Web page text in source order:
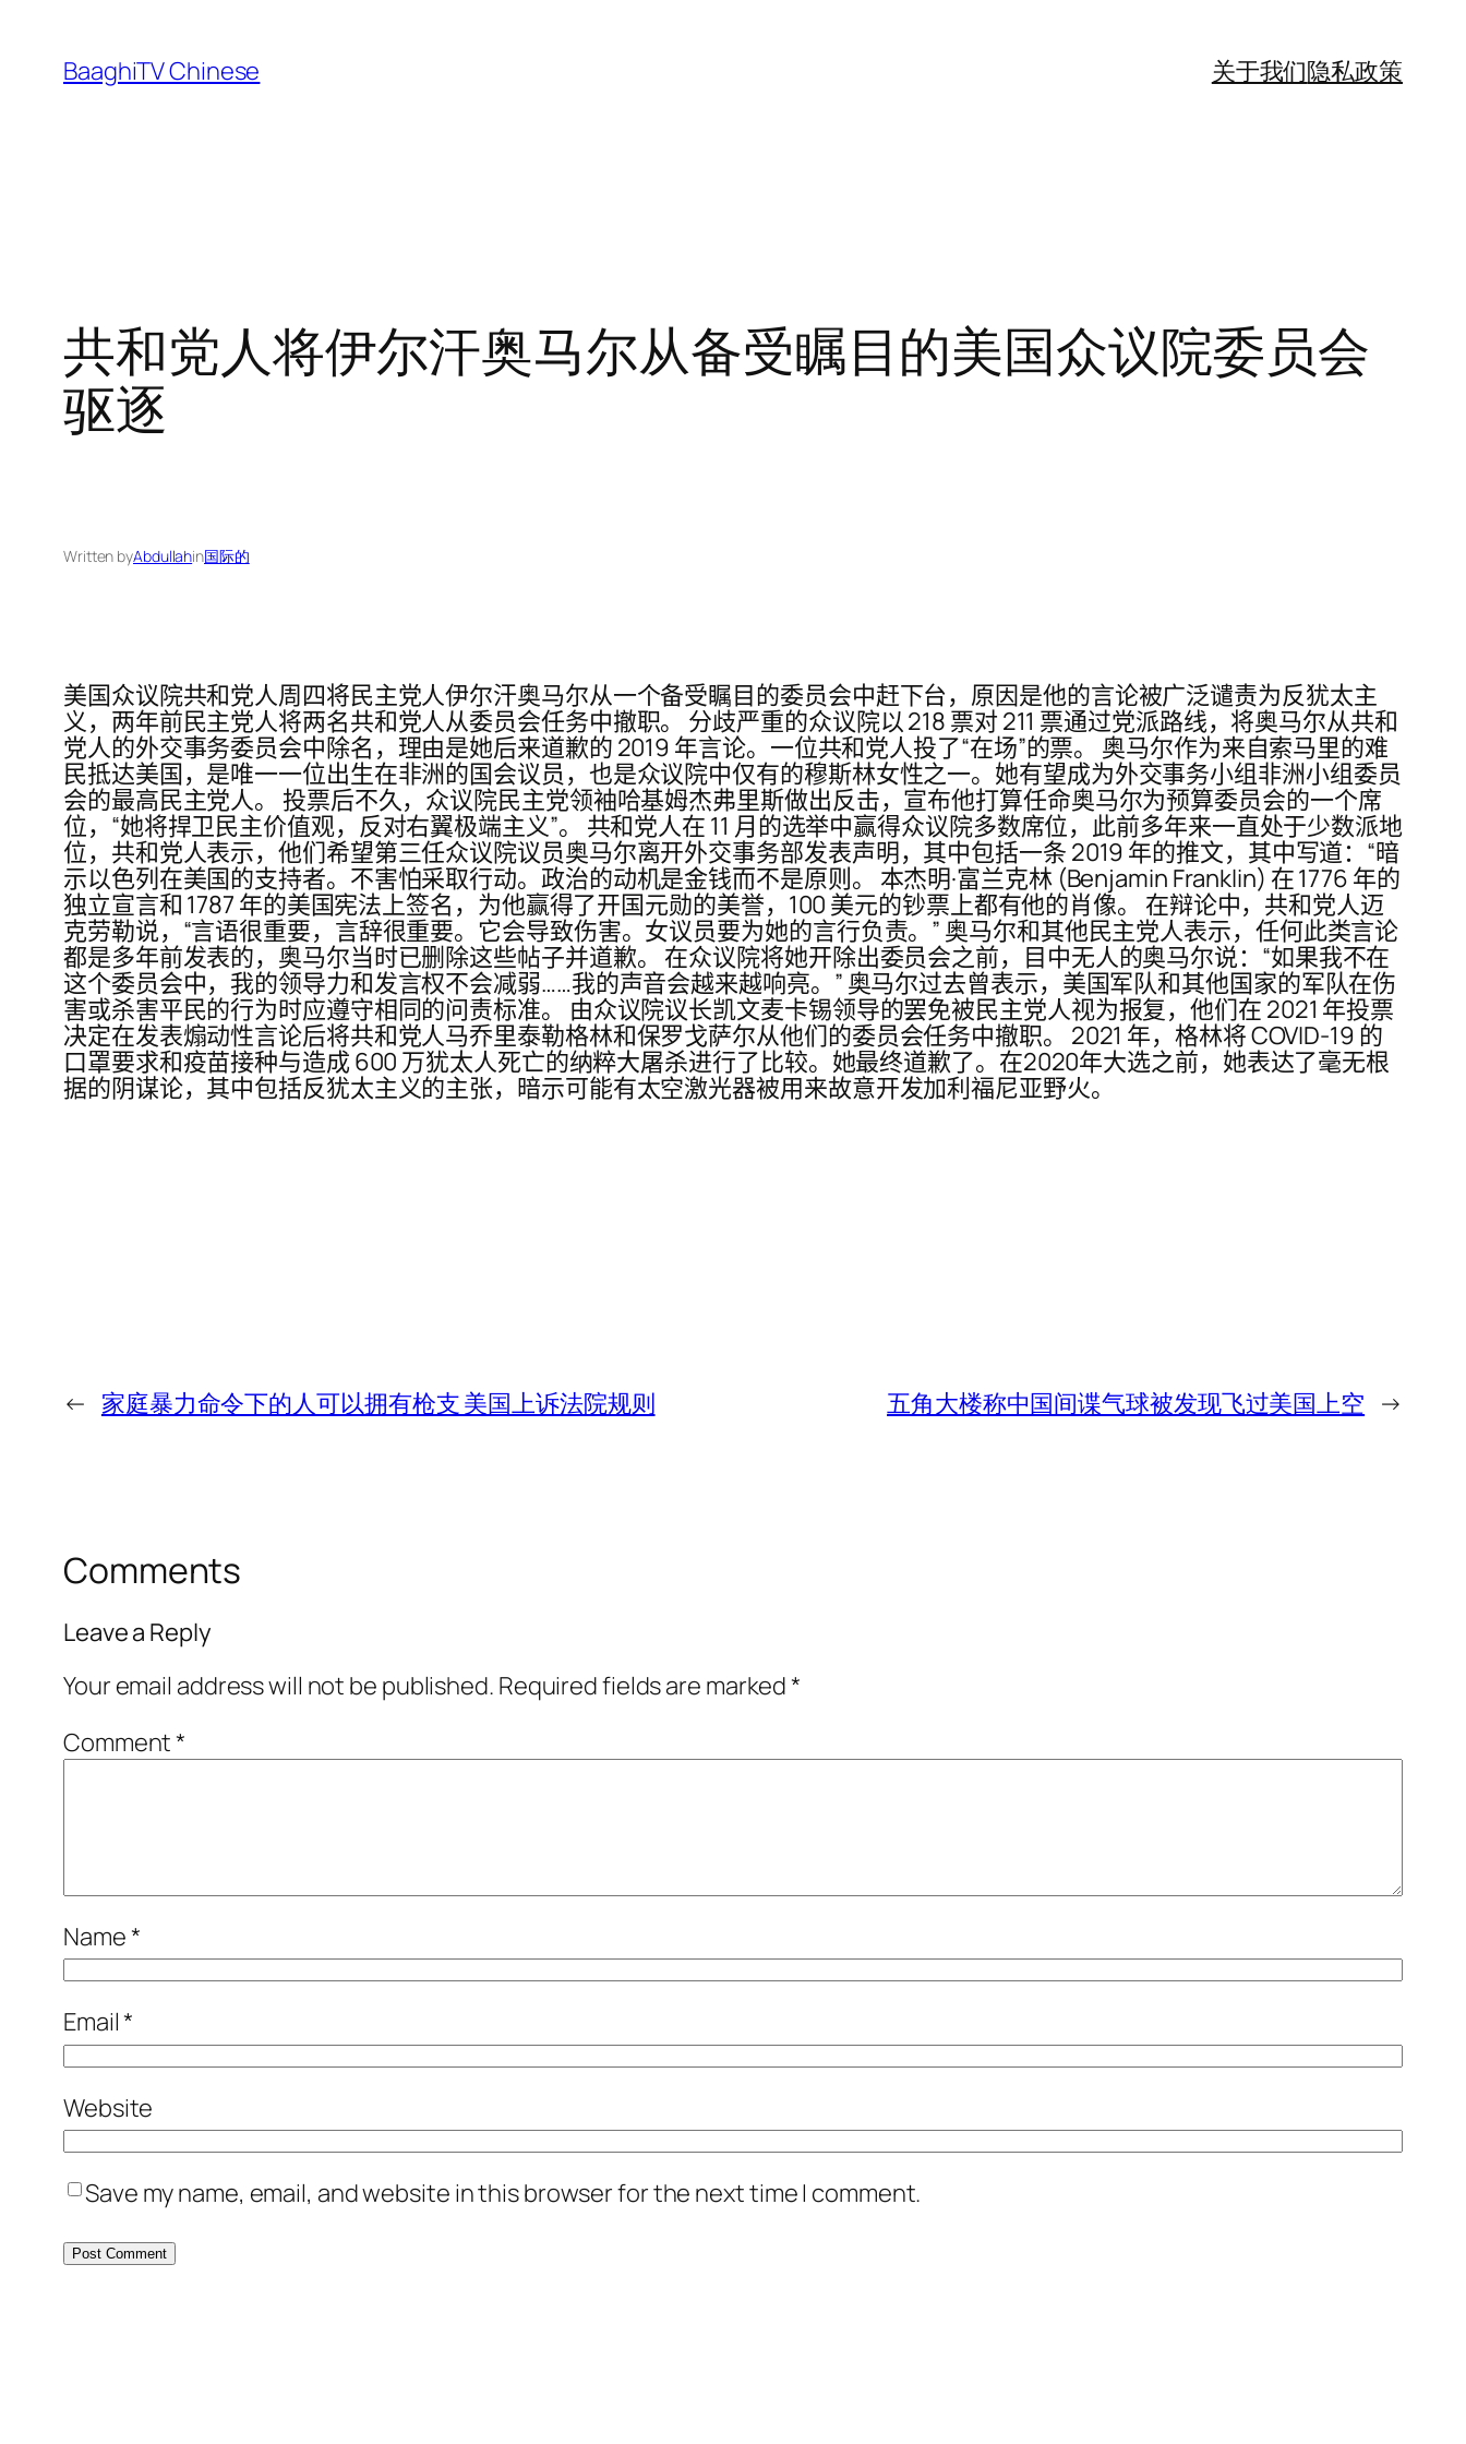
content
BaaghiTV Chinese 关于我们隐私政策
共和党人将伊尔汗奥马尔从备受瞩目的美国众议院委员会
驱逐
Written byAbdullahin国际的
美国众议院共和党人周四将民主党人伊尔汗奥马尔从一个备受瞩目的委员会中赶下台，原因是他的言论被广泛谴责为反犹太主
义，两年前民主党人将两名共和党人从委员会任务中撤职。 分歧严重的众议院以 218 票对 211 票通过党派路线，将奥马尔从共和
党人的外交事务委员会中除名，理由是她后来道歉的 2019 年言论。一位共和党人投了“在场”的票。 奥马尔作为来自索马里的难
民抵达美国，是唯一一位出生在非洲的国会议员，也是众议院中仅有的穆斯林女性之一。她有望成为外交事务小组非洲小组委员
会的最高民主党人。 投票后不久，众议院民主党领袖哈基姆杰弗里斯做出反击，宣布他打算任命奥马尔为预算委员会的一个席
位，“她将捍卫民主价值观，反对右翼极端主义”。 共和党人在 11 月的选举中赢得众议院多数席位，此前多年来一直处于少数派地
位，共和党人表示，他们希望第三任众议院议员奥马尔离开外交事务部发表声明，其中包括一条 2019 年的推文，其中写道：“暗
示以色列在美国的支持者。不害怕采取行动。政治的动机是金钱而不是原则。 本杰明·富兰克林 (Benjamin Franklin) 在 1776 年的
独立宣言和 1787 年的美国宪法上签名，为他赢得了开国元勋的美誉，100 美元的钞票上都有他的肖像。 在辩论中，共和党人迈
克劳勒说，“言语很重要，言辞很重要。它会导致伤害。女议员要为她的言行负责。” 奥马尔和其他民主党人表示，任何此类言论
都是多年前发表的，奥马尔当时已删除这些帖子并道歉。 在众议院将她开除出委员会之前，目中无人的奥马尔说：“如果我不在
这个委员会中，我的领导力和发言权不会减弱……我的声音会越来越响亮。” 奥马尔过去曾表示，美国军队和其他国家的军队在伤
害或杀害平民的行为时应遵守相同的问责标准。 由众议院议长凯文麦卡锡领导的罢免被民主党人视为报复，他们在 2021 年投票
决定在发表煽动性言论后将共和党人马乔里泰勒格林和保罗戈萨尔从他们的委员会任务中撤职。 2021 年，格林将 COVID-19 的
口罩要求和疫苗接种与造成 600 万犹太人死亡的纳粹大屠杀进行了比较。她最终道歉了。在2020年大选之前，她表达了毫无根
据的阴谋论，其中包括反犹太主义的主张，暗示可能有太空激光器被用来故意开发加利福尼亚野火。
← 家庭暴力命令下的人可以拥有枪支 美国上诉法院规则 五角大楼称中国间谍气球被发现飞过美国上空 →
Comments
Leave a Reply
Your email address will not be published. Required fields are marked*
Comment*
Name*
Email*
Website
Save my name, email, and website in this browser for the next time I comment.